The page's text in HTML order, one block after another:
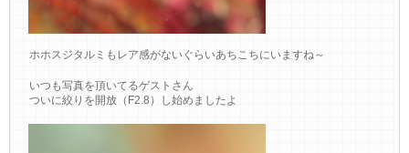
ホホスジタルミもレア感がないぐらいあちこちにいますね～
いつも写真を頂いてるゲストさん
ついに絞りを開放（F2.8）し始めましたよ